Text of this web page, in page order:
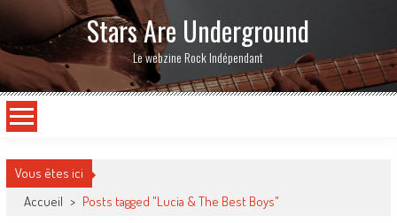
Stars Are Underground
Le webzine Rock Indépendant
Vous êtes ici
Accueil > Posts tagged "Lucia & The Best Boys"